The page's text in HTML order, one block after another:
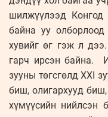
шилжүүлээд
байна уу
хувийг өг гэж л
гарч ирсэн байна.
зууны төгсгөлд ХХI
биш, олигархууд
хүмүүсийн нийлсэн